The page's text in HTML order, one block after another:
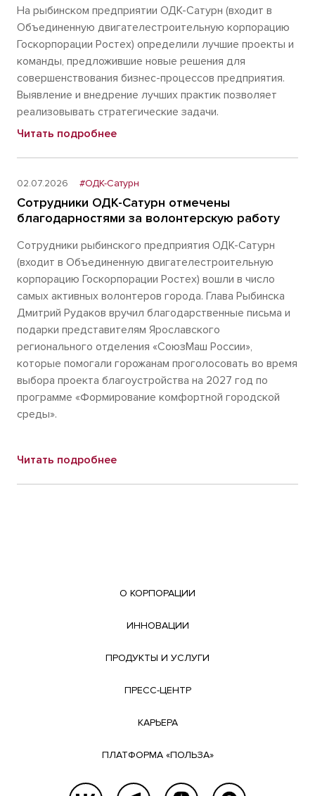
На рыбинском предприятии ОДК-Сатурн (входит в
Объединенную двигателестроительную корпорацию
Госкорпорации Ростех) определили лучшие проекты и
команды, предложившие новые решения для
совершенствования бизнес-процессов предприятия.
Выявление и внедрение лучших практик позволяет
реализовывать стратегические задачи.
Читать подробнее
02.07.2026 #ОДК-Сатурн
Сотрудники ОДК-Сатурн отмечены
благодарностями за волонтерскую работу
Сотрудники рыбинского предприятия ОДК-Сатурн
(входит в Объединенную двигателестроительную
корпорацию Госкорпорации Ростех) вошли в число
самых активных волонтеров города. Глава Рыбинска
Дмитрий Рудаков вручил благодарственные письма и
подарки представителям Ярославского
регионального отделения «СоюзМаш России»,
которые помогали горожанам проголосовать во время
выбора проекта благоустройства на 2027 год по
программе «Формирование комфортной городской
среды».
Читать подробнее
О КОРПОРАЦИИ
ИННОВАЦИИ
ПРОДУКТЫ И УСЛУГИ
ПРЕСС-ЦЕНТР
КАРЬЕРА
ПЛАТФОРМА «ПОЛЬЗА»